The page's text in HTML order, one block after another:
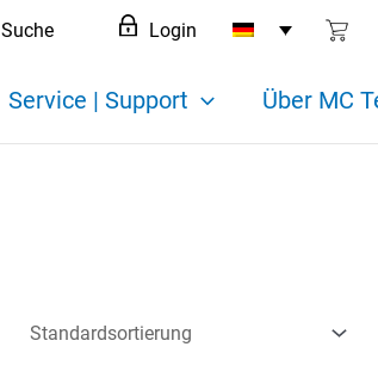
Suche Login
Service | Support Über MC